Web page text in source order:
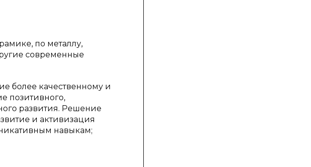
по металлу,
современные
более качественному и
позитивного,
развития. Решение
и активизация
навыкам;